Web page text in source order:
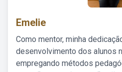
Emelie
Como mentor, minha
desenvolvimento dos alunos
empregando métodos